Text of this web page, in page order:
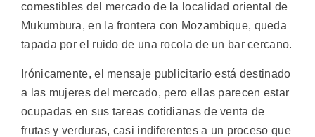
comestibles del mercado de la localidad oriental de
Mukumbura, en la frontera con Mozambique, queda
tapada por el ruido de una rocola de un bar cercano.
Irónicamente, el mensaje publicitario está destinado
a las mujeres del mercado, pero ellas parecen estar
ocupadas en sus tareas cotidianas de venta de
frutas y verduras, casi indiferentes a un proceso que